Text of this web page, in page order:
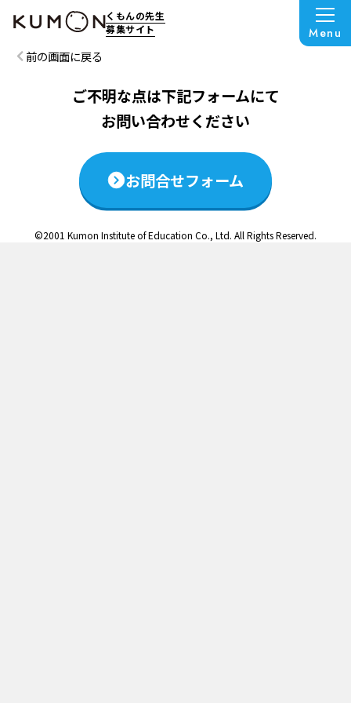
くもんの先生
募集サイト
Menu
この説明会は終了いたしました
前の画面に戻る
ご不明な点は下記フォームにて
お問い合わせください
お問合せフォーム
©2001 Kumon Institute of Education Co., Ltd. All Rights Reserved.